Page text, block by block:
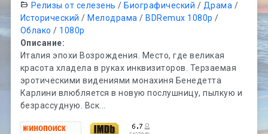
Релизы от селезень / Биографический / Драма /
Исторический / Мелодрама / BDRemux 1080p /
Облако / 1080p
Описание:
Италия эпохи Возрождения. Место, где великая
красота хладела в руках инквизиторов. Терзаемая
эротическими видениями монахиня Бенедетта
Карлини влюбляется в новую послушницу, пылкую и
безрассудную. Вск...